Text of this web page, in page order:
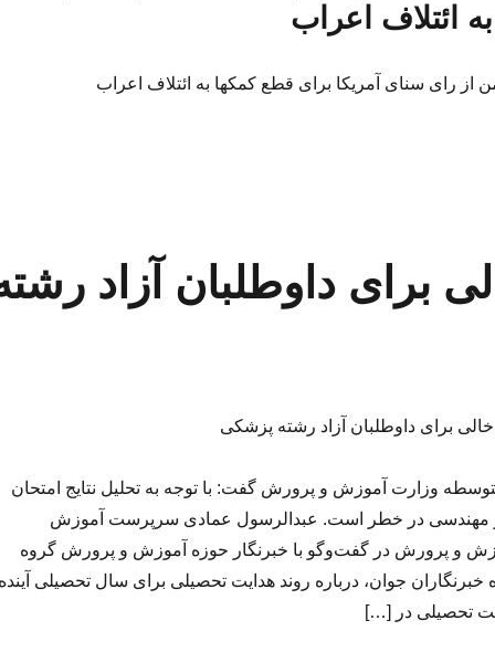
ائتلاف اعراب
از رای سنای آمریکا برای قطع کمکها به ائتلاف اعراب
خالی برای داوطلبان آزاد
وزارت آموزش و پرورش گفت: با توجه به تحلیل نتایج امتحان
و مهندسی در خطر است. عبدالرسول عمادی سرپرست آموزش
و پرورش در گفت‌وگو با خبرنگار حوزه آموزش و پرورش گروه
جوان، درباره روند هدایت تحصیلی برای سال تحصیلی
تحصیلی در […]